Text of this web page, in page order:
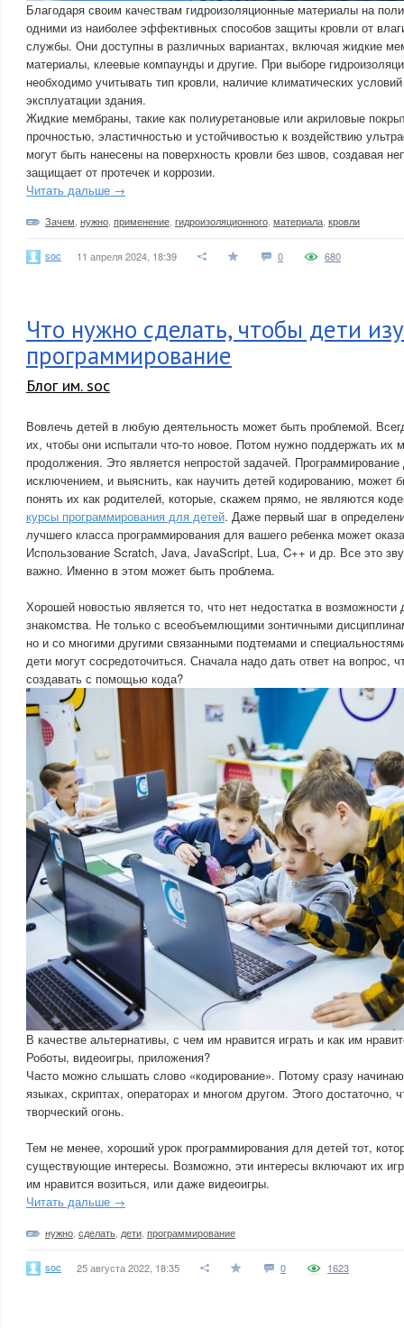
Благодаря своим качествам гидроизоляционные материалы на
одними из наиболее эффективных способов защиты кровли от
службы. Они доступны в различных вариантах, включая жидкие
материалы, клеевые компаунды и другие. При выборе
необходимо учитывать тип кровли, наличие климатических
эксплуатации здания.
Жидкие мембраны, такие как полиуретановые или акриловые
прочностью, эластичностью и устойчивостью к воздействию
могут быть нанесены на поверхность кровли без швов, создавая
защищает от протечек и коррозии.
Читать дальше →
Зачем нужно применение гидроизоляционного материала кровли
soc 11 апреля 2024, 18:39 0 680
Что нужно сделать, чтобы дети
программирование
Блог им. soc
Вовлечь детей в любую деятельность может быть проблемой.
их, чтобы они испытали что-то новое. Потом нужно поддержать их
продолжения. Это является непростой задачей.
исключением, и выяснить, как научить детей кодированию, может
понять их как родителей, которые, скажем прямо, не являются
курсы программирования для детей. Даже первый шаг в
лучшего класса программирования для вашего ребенка может
Использование Scratch, Java, JavaScript, Lua, C++ и др. Все это
важно. Именно в этом может быть проблема.
Хорошей новостью является то, что нет недостатка в возможности
знакомства. Не только с всеобъемлющими зонтичными
но и со многими другими связанными подтемами и
дети могут сосредоточиться. Сначала надо дать ответ на вопрос,
создавать с помощью кода?
В качестве альтернативы, с чем им нравится играть и как им
Роботы, видеоигры, приложения?
Часто можно слышать слово «кодирование». Потому сразу
языках, скриптах, операторах и многом другом. Этого достаточно,
творческий огонь.
Тем не менее, хороший урок программирования для детей тот,
существующие интересы. Возможно, эти интересы включают их
им нравится возиться, или даже видеоигры.
Читать дальше →
нужно сделать дети программирование
soc 25 августа 2022, 18:35 0 1623